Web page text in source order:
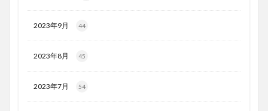
2023年9月 44
2023年8月 45
2023年7月 54